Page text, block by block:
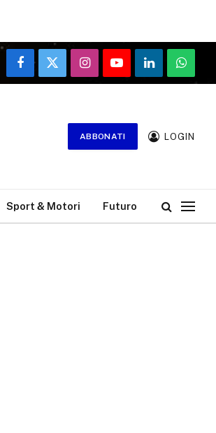
Facebook
X
(Twitter)
InstagramYouTubeLinkedIn
ABBONATI LOGIN
Sport & Motori Futuro